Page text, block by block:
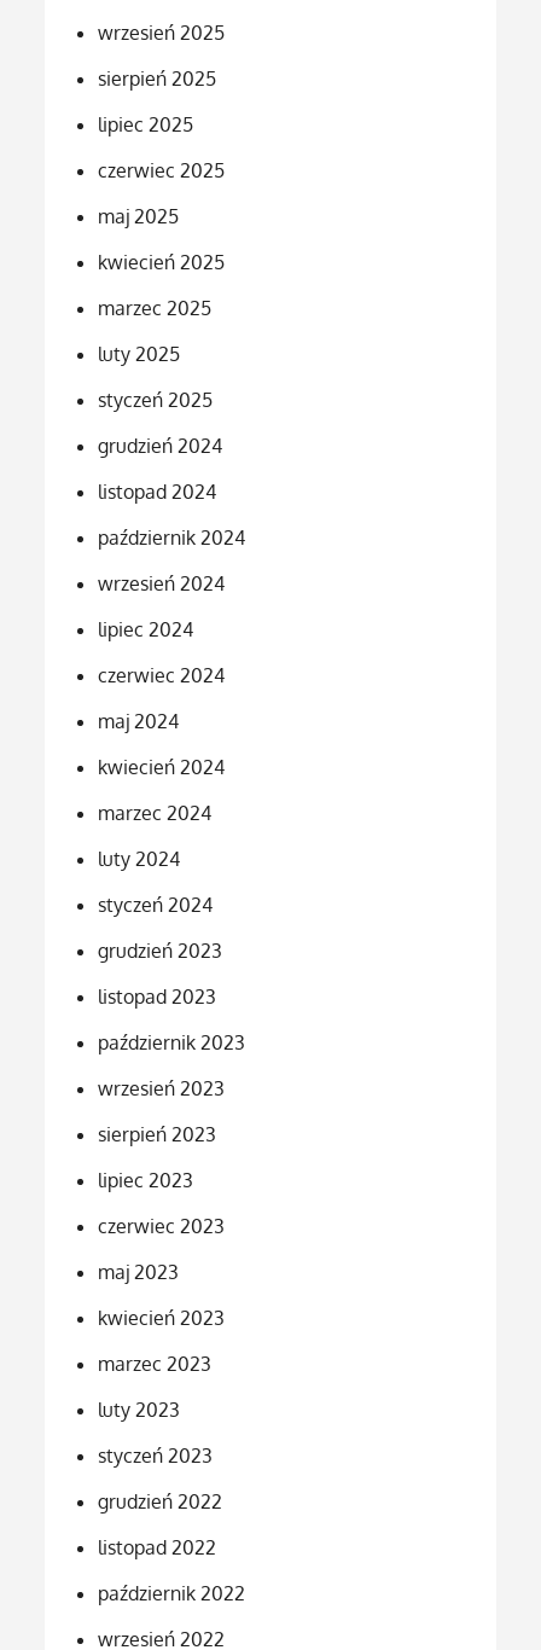
wrzesień 2025
sierpień 2025
lipiec 2025
czerwiec 2025
maj 2025
kwiecień 2025
marzec 2025
luty 2025
styczeń 2025
grudzień 2024
listopad 2024
październik 2024
wrzesień 2024
lipiec 2024
czerwiec 2024
maj 2024
kwiecień 2024
marzec 2024
luty 2024
styczeń 2024
grudzień 2023
listopad 2023
październik 2023
wrzesień 2023
sierpień 2023
lipiec 2023
czerwiec 2023
maj 2023
kwiecień 2023
marzec 2023
luty 2023
styczeń 2023
grudzień 2022
listopad 2022
październik 2022
wrzesień 2022